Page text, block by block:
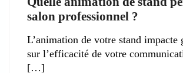
salon professionnel ?
L’animation de votre stand impacte
sur l’efficacité de votre